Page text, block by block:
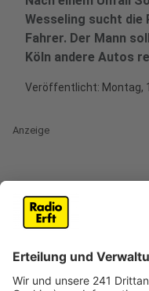
Wesseling sucht die
Fahrer. Der Mann
Köln andere Autos
Veröffentlicht: Montag,
Anzeige
BMW-Fahrer gab
Anzeige
Die Polizei sucht den